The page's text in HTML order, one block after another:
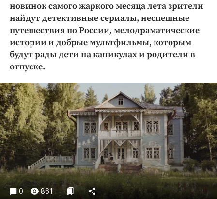
Недвижимость и ЖКХ
Образование
Общество
Погода
Праздники
Происшествия
Спорт
Экономика и бизнес
ПРОЕКТЫ
Блоги
Издания
Медиаперсона
Интересное чтиво
новинок самого жаркого месяца лета зрители
найдут детективные сериалы, неспешные
путешествия по России, мелодраматические
истории и добрые мультфильмы, которым
будут рады дети на каникулах и родители в
отпуске.
0 861